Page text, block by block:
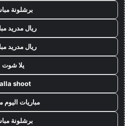
برشلونة
ريال مدريد
ريال مدريد
يلا شوت
shoot
مباريات اليوم
برشلونة